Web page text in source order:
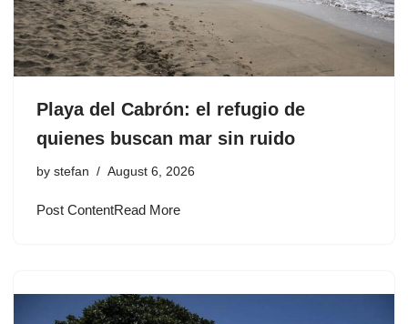
Playa del Cabrón: el refugio de
quienes buscan mar sin ruido
by stefan August 6, 2026
Post ContentRead More